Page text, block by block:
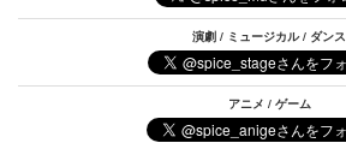
演劇 / ミュージカル / ダンス
アニメ / ゲーム